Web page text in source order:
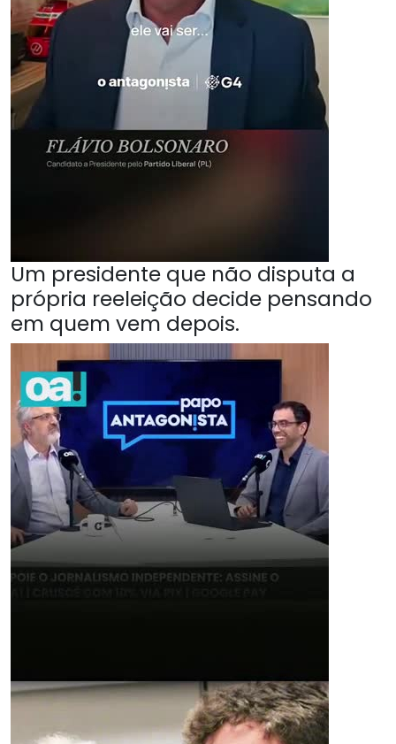
Um presidente que não disputa a
própria reeleição decide pensando
em quem vem depois.